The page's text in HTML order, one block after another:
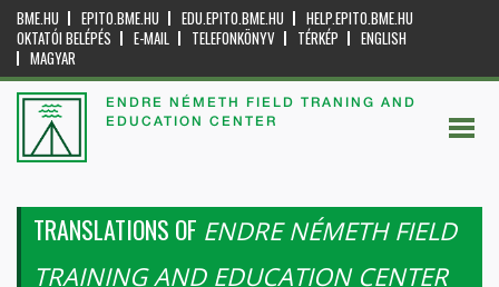
BME.HU EPITO.BME.HU EDU.EPITO.BME.HU
HELP.EPITO.BME.HU
OKTATÓI BELÉPÉS
E-MAIL TELEFONKÖNYV TÉRKÉP
ENGLISH
MAGYAR
ENDRE NÉMETH FIELD TRANING AND
EDUCATION CENTER
TRANSLATIONS OF ENDRE NÉMETH FIELD
TRAINING AND EDUCATION CENTER